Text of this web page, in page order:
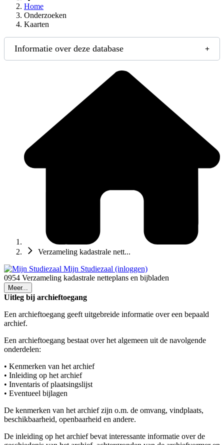
Home
Onderzoeken
Kaarten
Informatie over deze database
Verzameling kadastrale nett...
Mijn Studiezaal (inloggen)
0954 Verzameling kadastrale netteplans en bijbladen
Meer...
Uitleg bij archieftoegang
Een archieftoegang geeft uitgebreide informatie over een bepaald
archief.
Een archieftoegang bestaat over het algemeen uit de navolgende
onderdelen:
• Kenmerken van het archief
• Inleiding op het archief
• Inventaris of plaatsingslijst
• Eventueel bijlagen
De kenmerken van het archief zijn o.m. de omvang, vindplaats,
beschikbaarheid, openbaarheid en andere.
De inleiding op het archief bevat interessante informatie over de